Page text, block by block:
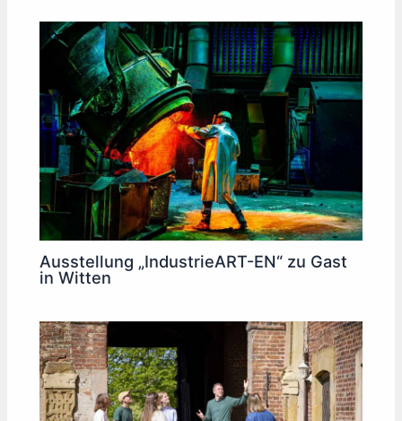
Ausstellung „IndustrieART-EN“ zu Gast
in Witten